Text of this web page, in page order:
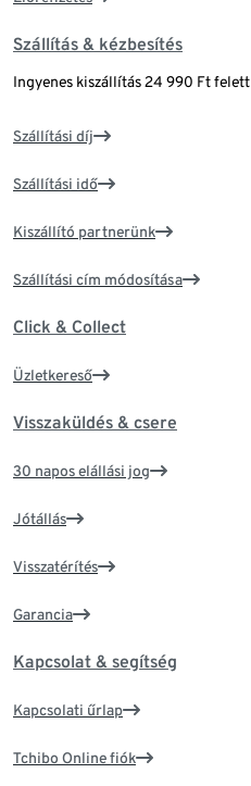
Szállítás & kézbesítés
Ingyenes kiszállítás 24 990 Ft felett
Szállítási díj
Szállítási idő
Kiszállító partnerünk
Szállítási cím módosítása
Click & Collect
Üzletkereső
Visszaküldés & csere
30 napos elállási jog
Jótállás
Visszatérítés
Garancia
Kapcsolat & segítség
Kapcsolati űrlap
Tchibo Online fiók